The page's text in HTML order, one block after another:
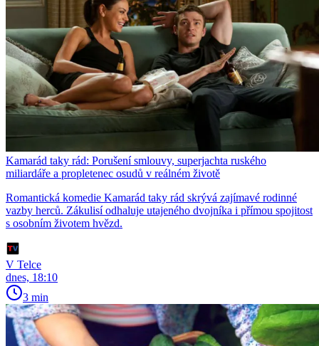
Kamarád taky rád: Porušení smlouvy, superjachta ruského
miliardáře a propletenec osudů v reálném životě
Romantická komedie Kamarád taky rád skrývá zajímavé rodinné
vazby herců. Zákulisí odhaluje utajeného dvojníka i přímou spojitost
s osobním životem hvězd.
V Telce
dnes, 18:10
3 min